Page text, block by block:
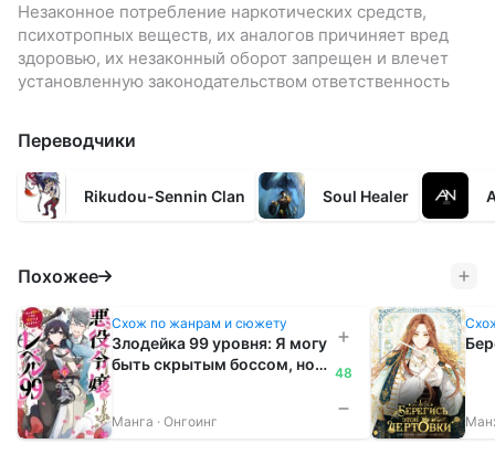
А как её звали, припомнить сумей-ка
Ошибка в желании - всё, ты злодейка
Что слита в финале, пускай и имбища
Немеренной силы, и уровень тыща
Решать лишь тебе, демонят королева.
Незаконное потребление наркотических средств,
психотропных веществ, их аналогов причиняет вред
здоровью, их незаконный оборот запрещен и влечет
установленную законодательством ответственность
Переводчики
Rikudou-Sennin Clan Soul Healer
Похожее
Схож по жанрам и сюжету
Злодейка 99 уровня: Я могу
быть скрытым боссом, но я
Манга · Онгоинг
48